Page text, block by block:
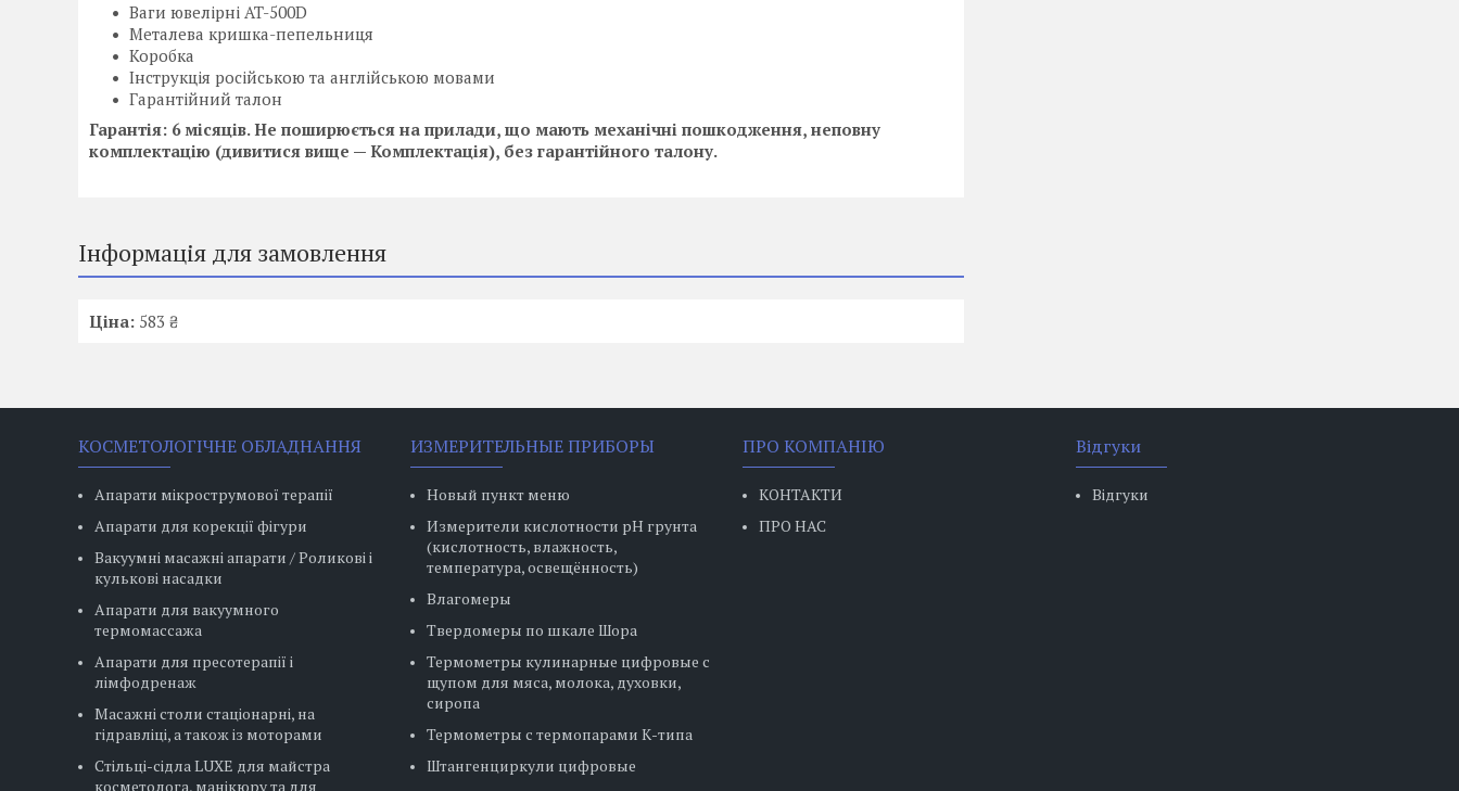
Ваги ювелірні AT-500D
Металева кришка-пепельниця
Коробка
Інструкція російською та англійською мовами
Гарантійний талон
Гарантія: 6 місяців. Не поширюється на прилади, що мають механічні пошкодження, неповну
комплектацію (дивитися вище — Комплектація), без гарантійного талону.
Інформація для замовлення
Ціна: 583 ₴
КОСМЕТОЛОГІЧНЕ ОБЛАДНАННЯ
Апарати мікрострумової терапії
Апарати для корекції фігури
Вакуумні масажні апарати / Роликові і
кулькові насадки
Апарати для вакуумного
термомассажа
Апарати для пресотерапії і
лімфодренаж
Масажні столи стаціонарні, на
гідравліці, а також із моторами
Стільці-сідла LUXE для майстра
косметолога, манікюру та для
ИЗМЕРИТЕЛЬНЫЕ ПРИБОРЫ
Новый пункт меню
Измерители кислотности pH грунта
(кислотность, влажность,
температура, освещённость)
Влагомеры
Твердомеры по шкале Шора
Термометры кулинарные цифровые с
щупом для мяса, молока, духовки,
сиропа
Термометры с термопарами К-типа
Штангенциркули цифровые
ПРО КОМПАНІЮ
КОНТАКТИ
ПРО НАС
Відгуки
Відгуки